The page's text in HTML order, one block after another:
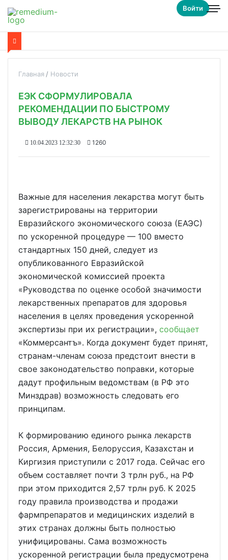
Войти
Главная Новости
ЕЭК СФОРМУЛИРОВАЛА
РЕКОМЕНДАЦИИ ПО БЫСТРОМУ
ВЫВОДУ ЛЕКАРСТВ НА РЫНОК
10.04.2023 12:32:30 1260
Важные для населения лекарства могут быть
зарегистрированы на территории
Евразийского экономического союза (ЕАЭС)
по ускоренной процедуре — 100 вместо
стандартных 150 дней, следует из
опубликованного Евразийской
экономической комиссией проекта
«Руководства по оценке особой значимости
лекарственных препаратов для здоровья
населения в целях проведения ускоренной
экспертизы при их регистрации», сообщает
«Коммерсантъ». Когда документ будет принят,
странам-членам союза предстоит внести в
свое законодательство поправки, которые
дадут профильным ведомствам (в РФ это
Минздрав) возможность следовать его
принципам.
К формированию единого рынка лекарств
Россия, Армения, Белоруссия, Казахстан и
Киргизия приступили с 2017 года. Сейчас его
объем составляет почти 3 трлн руб., на РФ
при этом приходится 2,57 трлн руб. К 2025
году правила производства и продажи
фармпрепаратов и медицинских изделий в
этих странах должны быть полностью
унифицированы. Сама возможность
ускоренной регистрации была предусмотрена